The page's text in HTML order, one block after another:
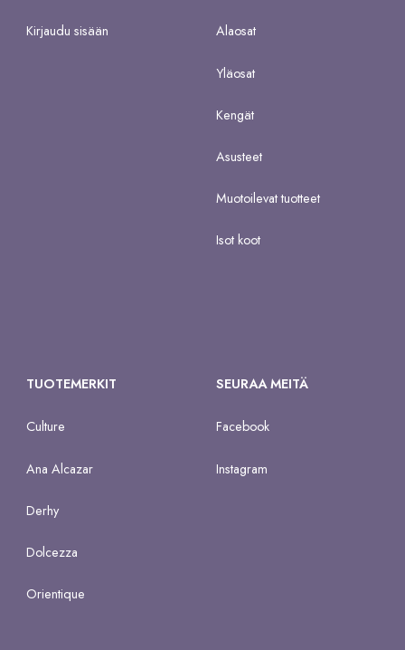
Kirjaudu sisään Alaosat
Yläosat
Kengät
Asusteet
Muotoilevat tuotteet
Isot koot
TUOTEMERKIT
Culture
Ana Alcazar
Derhy
Dolcezza
Orientique
SEURAA MEITÄ
Facebook
Instagram